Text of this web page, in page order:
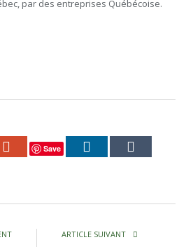
par des entreprises Québécoise.
Google+
Save LinkedIn
ARTICLE SUIVANT